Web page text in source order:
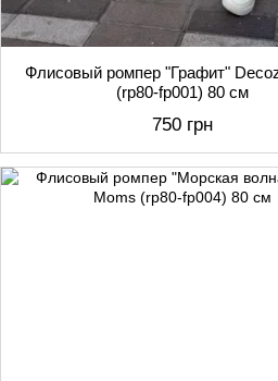
Флисовый ромпер "Графит"
(rp80-fp001) 80 см
750 грн